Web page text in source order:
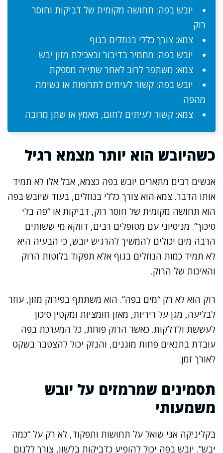
יובש בפה: תחושה מקומית של דביקות וחוסר
רוק
צמא: צורך כללי בנוזלים בגוף
יובש בפה: מחמיר בדיבור ובאכילת מזון יבש
צמא: משתפר לרוב לאחר שתייה מספקת
יובש בפה: קשור לעיתים לתרופות או נשימה
מהפה
צמא: קשור לעיתים לחום, מאמץ או שתן מרובה
כשהיובש הוא יותר מצמא רגיל
אנשים רבים מתארים יובש בפה כצמא, אבל אלו לא תמיד
אותו הדבר. צמא הוא צורך כללי בנוזלים, בעוד שיובש בפה
הוא תחושה מקומית של חוסר רוק, דביקות או “פה בלי
סיכוך”. מניסיוני עם מטופלים רבים, דווקא מי ששותים
הרבה מים יכולים להמשיך להרגיש יובש, כי הבעיה היא
לא תמיד כמות הנוזלים בגוף אלא תפקוד בלוטות הרוק
והאיכות של הרוק.
רוק הוא לא רק “מים בפה”. הוא משתתף בפירוק מזון, עוזר
לבליעה, מגן על ריריות, מאזֵן חומציות ומקטין סיכון
לעששת ולדלקות. כאשר הרוק פוחת, כל המערכת בפה
עובדת בתנאים פחות מוגנים, והנזק יכול להצטבר בשקט
לאורך זמן.
תסמינים שמרמזים על יובש
משמעותי
בקליניקה אני שואל על תחושות ותפקוד, לא רק על “כמה
יבש”. יובש בפה יכול להופיע כדביקות בלשון, צורך ללגום